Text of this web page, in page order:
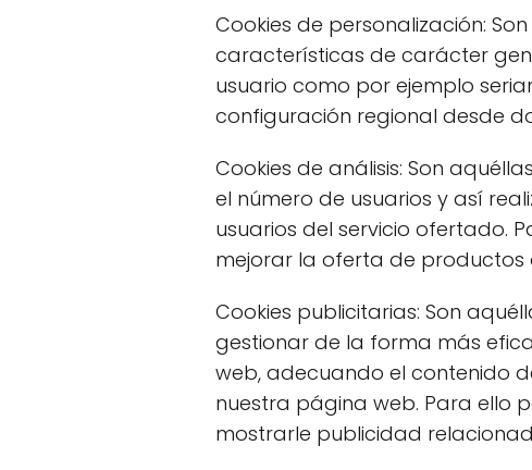
Cookies de personalización:
características de carácter
usuario como por ejemplo
configuración regional desde
Cookies de análisis: Son
el número de usuarios y así
usuarios del servicio ofertado.
mejorar la oferta de productos
Cookies publicitarias: Son
gestionar de la forma más
web, adecuando el contenido
nuestra página web. Para ello
mostrarle publicidad